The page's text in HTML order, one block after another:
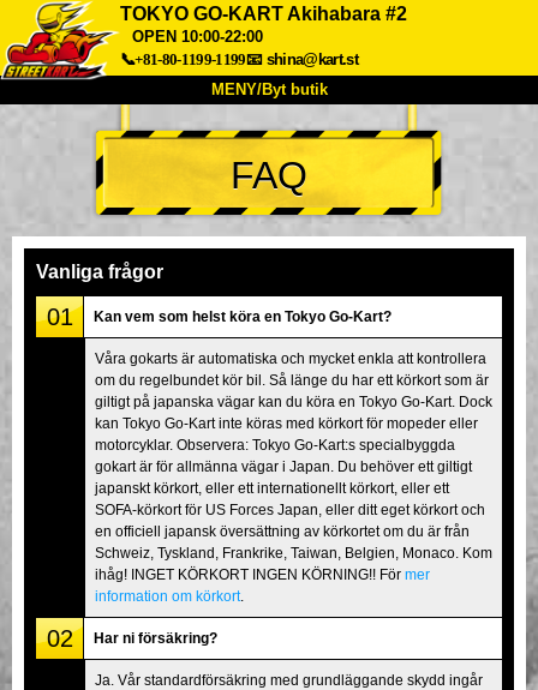
TOKYO GO-KART Akihabara #2
OPEN 10:00-22:00
📞+81-80-1199-1199📧 shina@kart.st
MENY/Byt butik
Om oss Specifikationer Pris
Hitta hit Röster
Tokyo Shinagawa Tokyo Akihabara#1
Tokyo Akihabara#2 Tokyo Shibuya
Tokyo Shibuya Annex Tokyo Bay
Tokyo Asakusa Osaka
Okinawa
FAQ
Vanliga frågor
01 Kan vem som helst köra en Tokyo Go-Kart?
Våra gokarts är automatiska och mycket enkla att kontrollera
om du regelbundet kör bil. Så länge du har ett körkort som är
giltigt på japanska vägar kan du köra en Tokyo Go-Kart. Dock
kan Tokyo Go-Kart inte köras med körkort för mopeder eller
motorcyklar. Observera: Tokyo Go-Kart:s specialbyggda
gokart är för allmänna vägar i Japan. Du behöver ett giltigt
japanskt körkort, eller ett internationellt körkort, eller ett
SOFA-körkort för US Forces Japan, eller ditt eget körkort och
en officiell japansk översättning av körkortet om du är från
Schweiz, Tyskland, Frankrike, Taiwan, Belgien, Monaco. Kom
ihåg! INGET KÖRKORT INGEN KÖRNING!! För mer
information om körkort.
02 Har ni försäkring?
Ja. Vår standardförsäkring med grundläggande skydd ingår